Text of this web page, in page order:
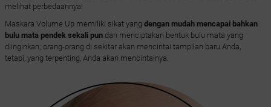
melihat perbedaannya!
Maskara Volume Up memiliki sikat yang dengan mudah mencapai bahkan
bulu mata pendek sekali pundan menciptakan bentuk bulu mata yang
diinginkan; orang-orang di sekitar akan mencintai tampilan baru Anda,
tetapi, yang terpenting, Anda akan mencintainya.